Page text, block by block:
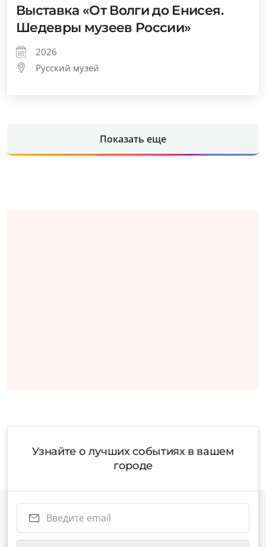
Выставка «От Волги до Енисея.
Шедевры музеев России»
2026
Русский музей
Показать еще
Узнайте о лучших событиях в вашем
городе